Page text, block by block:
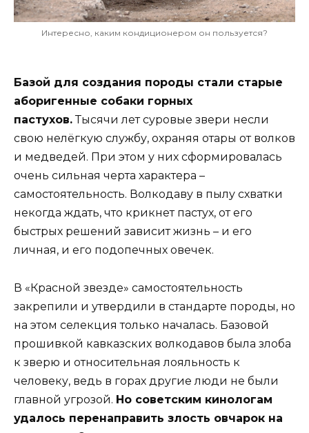
Интересно, каким кондиционером он пользуется?
Базой для создания породы стали старые
аборигенные собаки горных
пастухов.Тысячи лет суровые звери несли
свою нелёгкую службу, охраняя отары от волков
и медведей. При этом у них сформировалась
очень сильная черта характера –
самостоятельность. Волкодаву в пылу схватки
некогда ждать, что крикнет пастух, от его
быстрых решений зависит жизнь – и его
личная, и его подопечных овечек.
В «Красной звезде» самостоятельность
закрепили и утвердили в стандарте породы, но
на этом селекция только началась. Базовой
прошивкой кавказских волкодавов была злоба
к зверю и относительная лояльность к
человеку, ведь в горах другие люди не были
главной угрозой. Но советским кинологам
удалось перенаправить злость овчарок на